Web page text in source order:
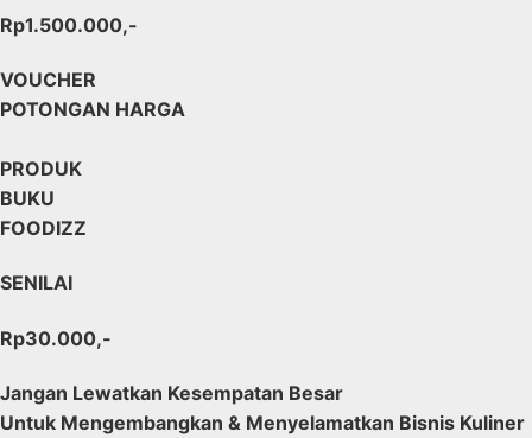
Rp1.500.000,-
VOUCHER
POTONGAN HARGA
PRODUK
BUKU
FOODIZZ
SENILAI
Rp30.000,-
Jangan Lewatkan Kesempatan Besar
Untuk Mengembangkan & Menyelamatkan Bisnis Kuliner